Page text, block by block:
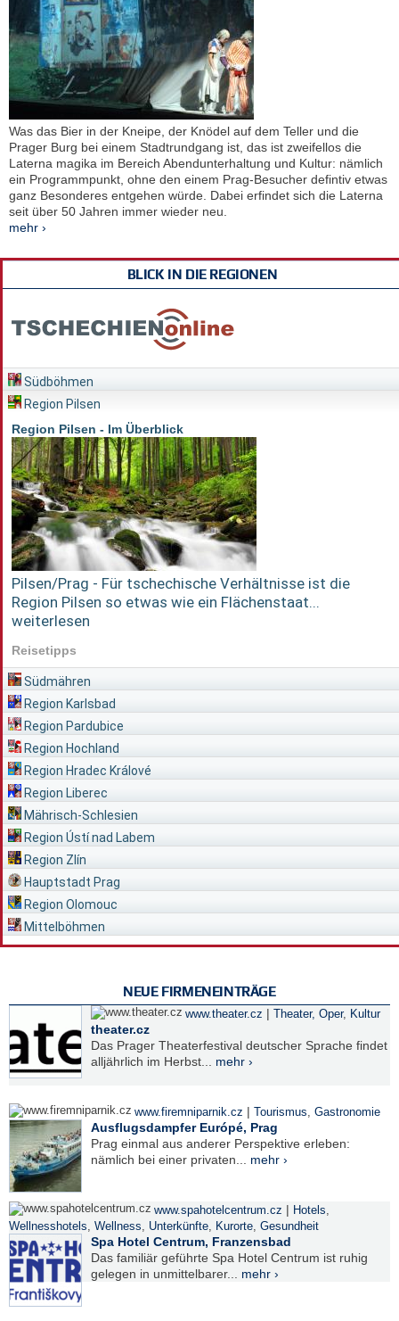
Was das Bier in der Kneipe, der Knödel auf dem Teller und die
Prager Burg bei einem Stadtrundgang ist, das ist zweifellos die
Laterna magika im Bereich Abendunterhaltung und Kultur: nämlich
ein Programmpunkt, ohne den einem Prag-Besucher defintiv etwas
ganz Besonderes entgehen würde. Dabei erfindet sich die Laterna
seit über 50 Jahren immer wieder neu.
mehr ›
BLICK IN DIE REGIONEN
Südböhmen
Region Pilsen
Region Pilsen - Im Überblick
Pilsen/Prag - Für tschechische Verhältnisse ist die
Region Pilsen so etwas wie ein Flächenstaat...
weiterlesen
Reisetipps
Südmähren
Region Karlsbad
Region Pardubice
Region Hochland
Region Hradec Králové
Region Liberec
Mährisch-Schlesien
Region Ústí nad Labem
Region Zlín
Hauptstadt Prag
Region Olomouc
Mittelböhmen
NEUE FIRMENEINTRÄGE
www.theater.cz | Theater, Oper, Kultur
theater.cz
Das Prager Theaterfestival deutscher Sprache findet
alljährlich im Herbst... mehr ›
www.firemniparnik.cz | Tourismus, Gastronomie
Ausflugsdampfer Európé, Prag
Prag einmal aus anderer Perspektive erleben:
nämlich bei einer privaten... mehr ›
www.spahotelcentrum.cz | Hotels,
Wellnesshotels, Wellness, Unterkünfte, Kurorte, Gesundheit
Spa Hotel Centrum, Franzensbad
Das familiär geführte Spa Hotel Centrum ist ruhig
gelegen in unmittelbarer... mehr ›